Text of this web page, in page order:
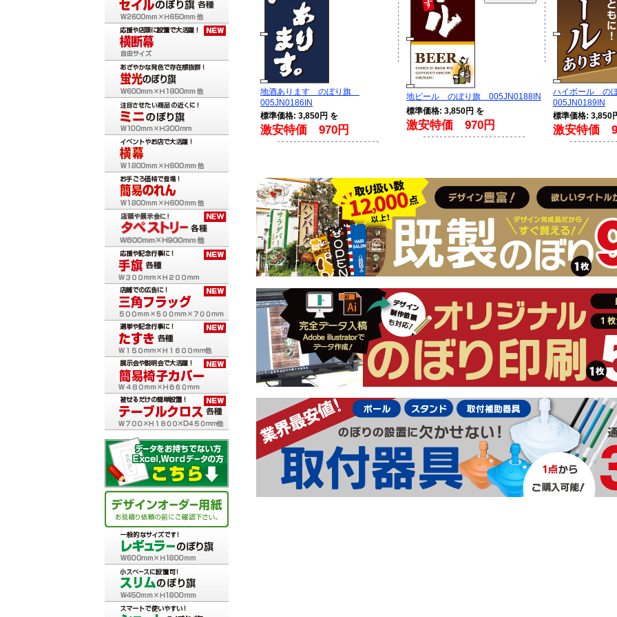
地酒あります のぼり旗
005JN0186IN
標準価格: 3,850円 を
激安特価 970円
地ビール のぼり旗 005JN0188IN
標準価格: 3,850円 を
激安特価 970円
ハイボール の
005JN0189IN
標準価格: 3,850
激安特価